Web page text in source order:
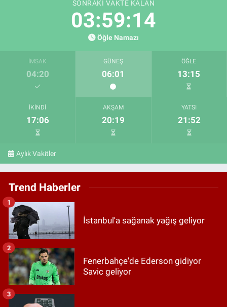
SONRAKI VAKTE KALAN
03:59:13
Öğle Namazı
İMSAK
04:20
GÜNEŞ
06:01
ÖĞLE
13:15
İKINDI
17:06
AKŞAM
20:19
YATSI
21:52
Aylık Vakitler
Trend Haberler
İstanbul'a sağanak yağış geliyor
1
Fenerbahçe'de Ederson gidiyor
Savic geliyor
2
3